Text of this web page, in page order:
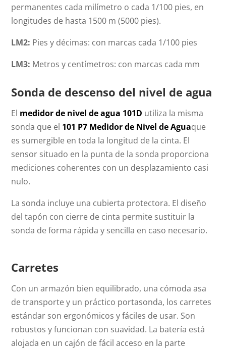
permanentes cada milímetro o cada 1/100 pies, en
longitudes de hasta 1500 m (5000 pies).
LM2: Pies y décimas: con marcas cada 1/100 pies
LM3: Metros y centímetros: con marcas cada mm
Sonda de descenso del nivel de agua
El medidor de nivel de agua 101D utiliza la misma
sonda que el 101 P7 Medidor de Nivel de Aguaque
es sumergible en toda la longitud de la cinta. El
sensor situado en la punta de la sonda proporciona
mediciones coherentes con un desplazamiento casi
nulo.
La sonda incluye una cubierta protectora. El diseño
del tapón con cierre de cinta permite sustituir la
sonda de forma rápida y sencilla en caso necesario.
Carretes
Con un armazón bien equilibrado, una cómoda asa
de transporte y un práctico portasonda, los carretes
estándar son ergonómicos y fáciles de usar. Son
robustos y funcionan con suavidad. La batería está
alojada en un cajón de fácil acceso en la parte